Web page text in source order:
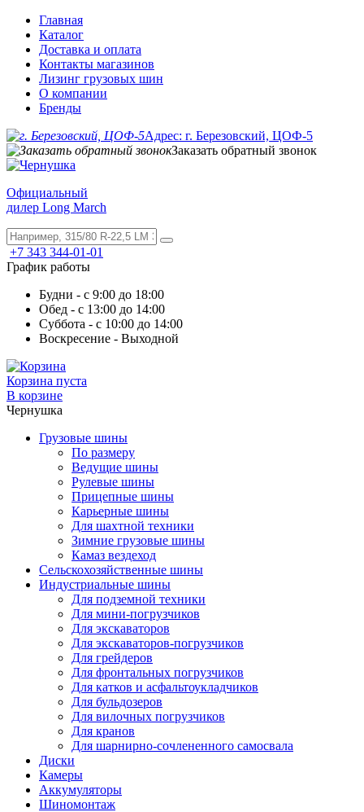
Главная
Каталог
Доставка и оплата
Контакты магазинов
Лизинг грузовых шин
О компании
Бренды
Адрес: г. Березовский, ЦОФ-5
Заказать обратный звонок
Официальный
дилер Long March
+7 343 344-01-01
График работы
Будни - с 9:00 до 18:00
Обед - с 13:00 до 14:00
Суббота - с 10:00 до 14:00
Воскресение - Выходной
Корзина пуста
В корзине
Чернушка
Грузовые шины
По размеру
Ведущие шины
Рулевые шины
Прицепные шины
Карьерные шины
Для шахтной техники
Зимние грузовые шины
Камаз вездеход
Сельскохозяйственные шины
Индустриальные шины
Для подземной техники
Для мини-погрузчиков
Для экскаваторов
Для экскаваторов-погрузчиков
Для грейдеров
Для фронтальных погрузчиков
Для катков и асфальтоукладчиков
Для бульдозеров
Для вилочных погрузчиков
Для кранов
Для шарнирно-сочлененного самосвала
Диски
Камеры
Аккумуляторы
Шиномонтаж